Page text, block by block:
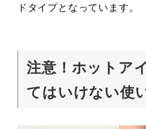
ドタイプとなっています。
注意！ホットア
てはいけない使